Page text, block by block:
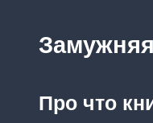
Про что